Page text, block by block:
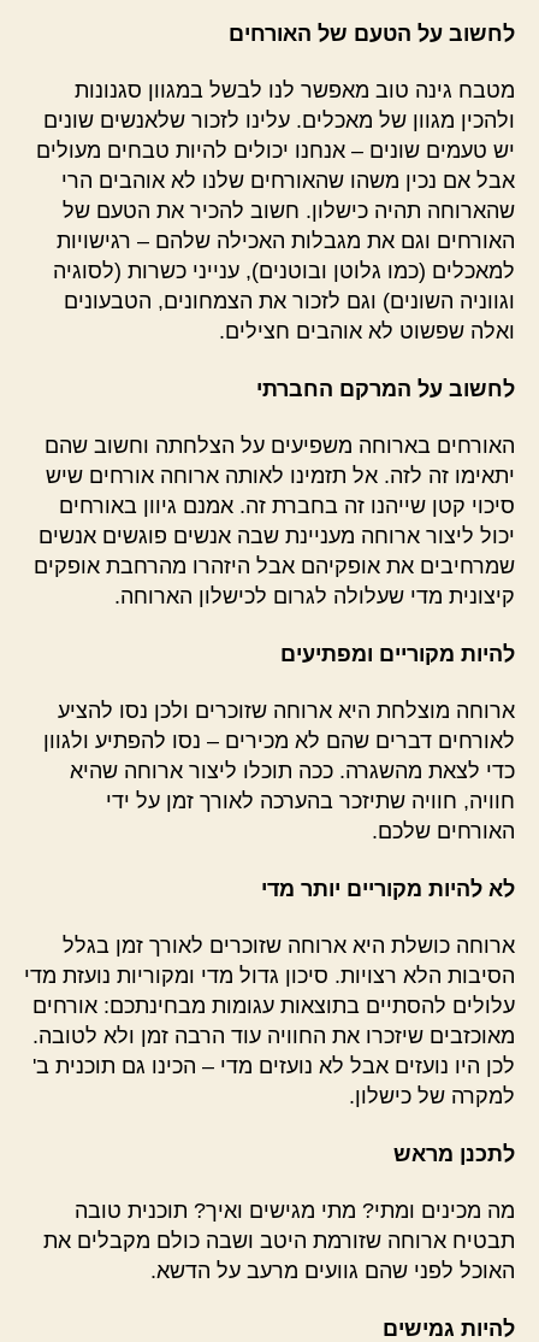
לחשוב על הטעם של האורחים
מטבח גינה טוב מאפשר לנו לבשל במגוון סגנונות
ולהכין מגוון של מאכלים. עלינו לזכור שלאנשים שונים
יש טעמים שונים – אנחנו יכולים להיות טבחים מעולים
אבל אם נכין משהו שהאורחים שלנו לא אוהבים הרי
שהארוחה תהיה כישלון. חשוב להכיר את הטעם של
האורחים וגם את מגבלות האכילה שלהם – רגישויות
למאכלים (כמו גלוטן ובוטנים), ענייני כשרות (לסוגיה
וגווניה השונים) וגם לזכור את הצמחונים, הטבעונים
ואלה שפשוט לא אוהבים חצילים.
לחשוב על המרקם החברתי
האורחים בארוחה משפיעים על הצלחתה וחשוב שהם
יתאימו זה לזה. אל תזמינו לאותה ארוחה אורחים שיש
סיכוי קטן שייהנו זה בחברת זה. אמנם גיוון באורחים
יכול ליצור ארוחה מעניינת שבה אנשים פוגשים אנשים
שמרחיבים את אופקיהם אבל היזהרו מהרחבת אופקים
קיצונית מדי שעלולה לגרום לכישלון הארוחה.
להיות מקוריים ומפתיעים
ארוחה מוצלחת היא ארוחה שזוכרים ולכן נסו להציע
לאורחים דברים שהם לא מכירים – נסו להפתיע ולגוון
כדי לצאת מהשגרה. ככה תוכלו ליצור ארוחה שהיא
חוויה, חוויה שתיזכר בהערכה לאורך זמן על ידי
האורחים שלכם.
לא להיות מקוריים יותר מדי
ארוחה כושלת היא ארוחה שזוכרים לאורך זמן בגלל
הסיבות הלא רצויות. סיכון גדול מדי ומקוריות נועזת מדי
עלולים להסתיים בתוצאות עגומות מבחינתכם: אורחים
מאוכזבים שיזכרו את החוויה עוד הרבה זמן ולא לטובה.
לכן היו נועזים אבל לא נועזים מדי – הכינו גם תוכנית ב'
למקרה של כישלון.
לתכנן מראש
מה מכינים ומתי? מתי מגישים ואיך? תוכנית טובה
תבטיח ארוחה שזורמת היטב ושבה כולם מקבלים את
האוכל לפני שהם גוועים מרעב על הדשא.
להיות גמישים